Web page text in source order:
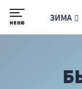
меню ЗИМА